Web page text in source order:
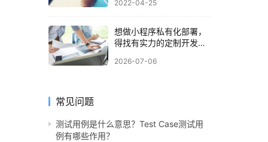
2022-04-25
想做小程序私有化部署，
得找有实力的定制开发公
2026-07-06
常见问题
测试用例是什么意思？Test Case测试用
例有哪些作用？